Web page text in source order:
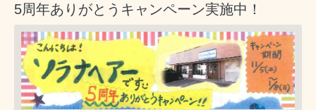
5周年ありがとうキャンペーン実施中！